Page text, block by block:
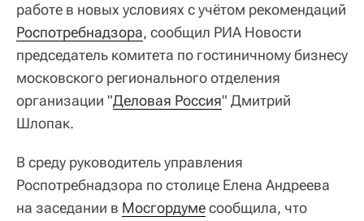
работе в новых условиях с учётом рекомендаций
Роспотребнадзора, сообщил РИА Новости
председатель комитета по гостиничному бизнесу
московского регионального отделения
организации "Деловая Россия" Дмитрий
Шлопак.
В среду руководитель управления
Роспотребнадзора по столице Елена Андреева
на заседании в Мосгордумесообщила, что